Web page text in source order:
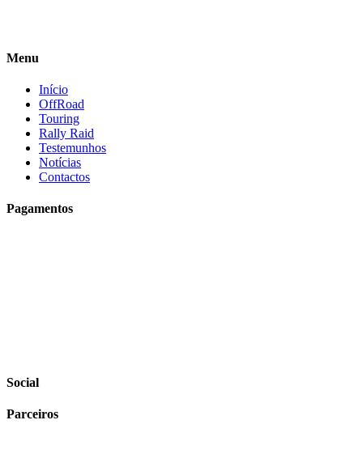
Menu
Início
OffRoad
Touring
Rally Raid
Testemunhos
Notícias
Contactos
Pagamentos
Social
Parceiros